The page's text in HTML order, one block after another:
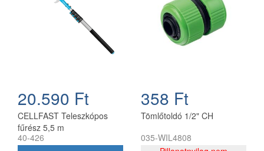
20.590 Ft
CELLFAST Teleszkópos
fűrész 5,5 m
40-426
358 Ft
Tömlőtoldó 1/2" CH
035-WIL4808